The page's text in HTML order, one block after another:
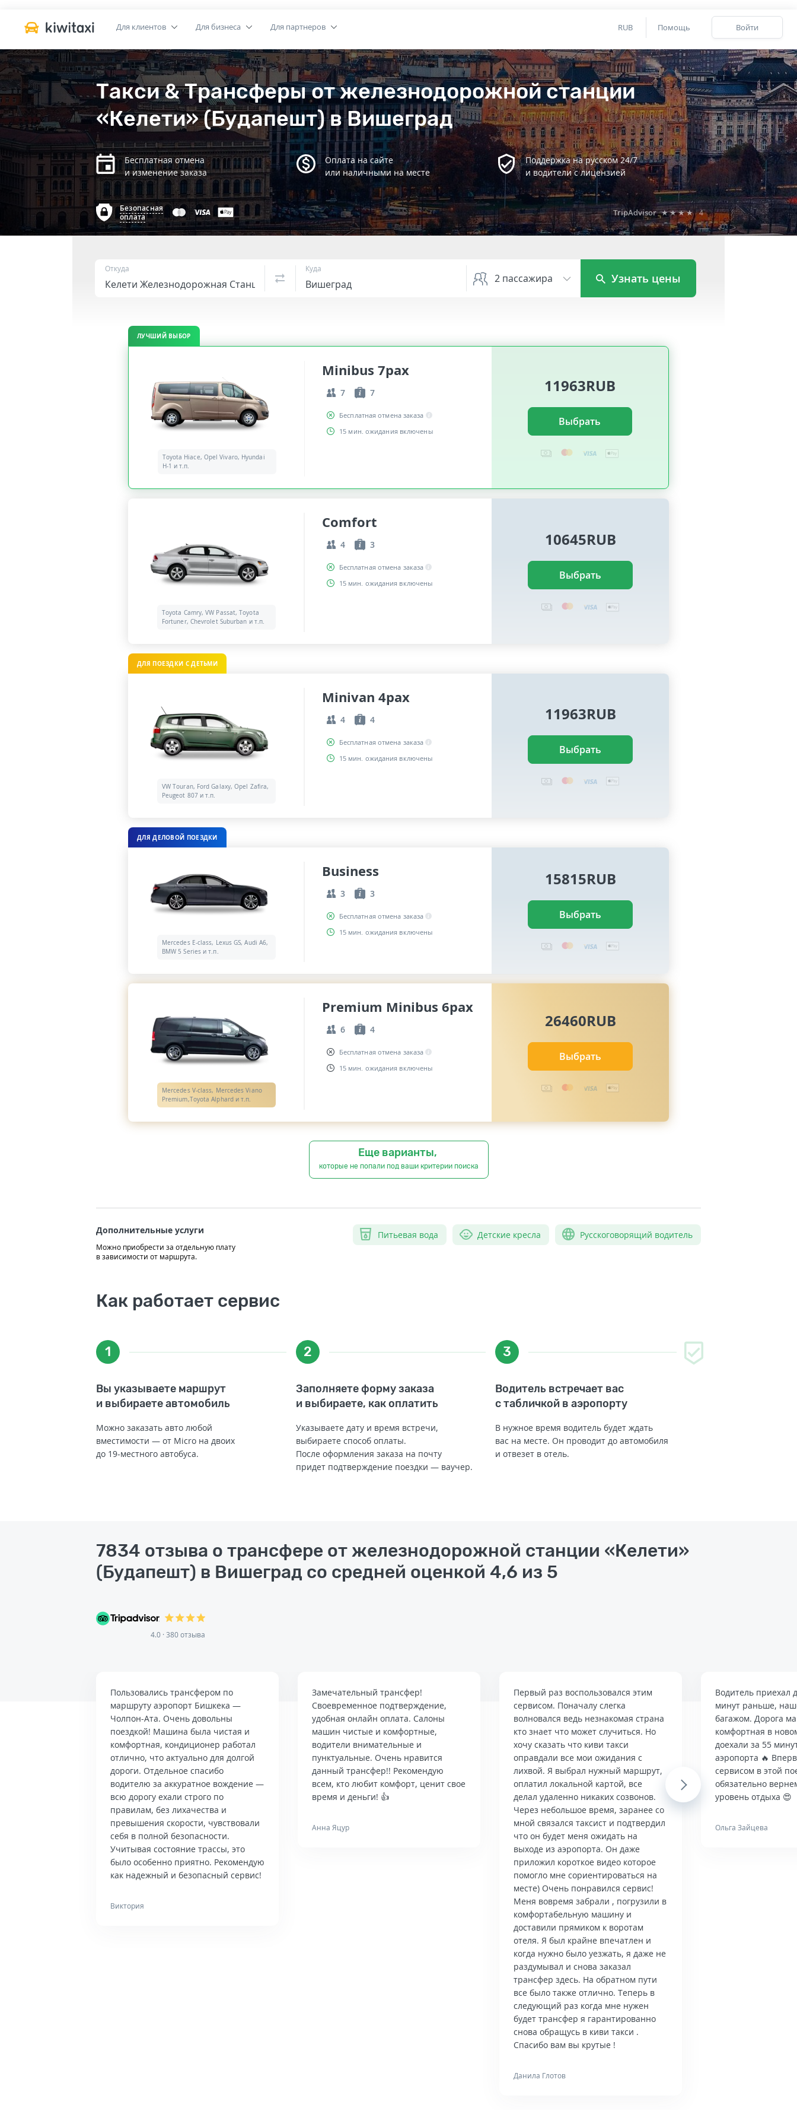
RUB Помощь Войти
Для клиентов Для бизнеса Для партнеров
Такси & Трансферы от железнодорожной станции
«Келети» (Будапешт) в Вишеград
Бесплатная отмена
и изменение заказа
Оплата на сайте
или наличными на месте
Поддержка на русском 24/7
и водители с лицензией
Безопасная
оплата
TripAdvisor ★★★★ 4
Откуда Куда
2 пассажира Узнать цены
ЛУЧШИЙ ВЫБОР
Toyota Hiace, Opel Vivaro, Hyundai
H-1 и т.п.
Minibus 7pax
7 7
Бесплатная отмена заказа
15 мин. ожидания включены
11963RUB
Выбрать
Toyota Camry, VW Passat, Toyota
Fortuner, Chevrolet Suburban и т.п.
Comfort
4 3
Бесплатная отмена заказа
15 мин. ожидания включены
10645RUB
Выбрать
ДЛЯ ПОЕЗДКИ С ДЕТЬМИ
VW Touran, Ford Galaxy, Opel Zafira,
Peugeot 807 и т.п.
Minivan 4pax
4 4
Бесплатная отмена заказа
15 мин. ожидания включены
11963RUB
Выбрать
ДЛЯ ДЕЛОВОЙ ПОЕЗДКИ
Mercedes E-class, Lexus GS, Audi A6,
BMW 5 Series и т.п.
Business
3 3
Бесплатная отмена заказа
15 мин. ожидания включены
15815RUB
Выбрать
Mercedes V-class, Mercedes Viano
Premium,Toyota Alphard и т.п.
Premium Minibus 6pax
6 4
Бесплатная отмена заказа
15 мин. ожидания включены
26460RUB
Выбрать
Еще варианты,
которые не попали под ваши критерии поиска
Дополнительные услуги
Можно приобрести за отдельную плату
в зависимости от маршрута.
Питьевая вода Детские кресла Русскоговорящий водитель
Как работает сервис
1
Вы указываете маршрут
и выбираете автомобиль
Можно заказать авто любой
вместимости — от Micro на двоих
до 19-местного автобуса.
2
Заполняете форму заказа
и выбираете, как оплатить
Указываете дату и время встречи,
выбираете способ оплаты.
После оформления заказа на почту
придет подтверждение поездки — ваучер.
3
Водитель встречает вас
с табличкой в аэропорту
В нужное время водитель будет ждать
вас на месте. Он проводит до автомобиля
и отвезет в отель.
7834 отзыва о трансфере от железнодорожной станции «Келети»
(Будапешт) в Вишеград со средней оценкой 4,6 из 5
4.0 · 380 отзыва
Пользовались трансфером по
маршруту аэропорт Бишкека —
Чолпон-Ата. Очень довольны
поездкой! Машина была чистая и
комфортная, кондиционер работал
отлично, что актуально для долгой
дороги. Отдельное спасибо
водителю за аккуратное вождение —
всю дорогу ехали строго по
правилам, без лихачества и
превышения скорости, чувствовали
себя в полной безопасности.
Учитывая состояние трассы, это
было особенно приятно. Рекомендую
как надежный и безопасный сервис!
Виктория
Замечательный трансфер!
Своевременное подтверждение,
удобная онлайн оплата. Салоны
машин чистые и комфортные,
водители внимательные и
пунктуальные. Очень нравится
данный трансфер!! Рекомендую
всем, кто любит комфорт, ценит свое
время и деньги! 👍
Анна Яцур
Первый раз воспользовался этим
сервисом. Поначалу слегка
волновался ведь незнакомая страна
кто знает что может случиться. Но
хочу сказать что киви такси
оправдали все мои ожидания с
лихвой. Я выбрал нужный маршрут,
оплатил локальной картой, все
делал удаленно никаких созвонов.
Через небольшое время, заранее со
мной связался таксист и подтвердил
что он будет меня ожидать на
выходе из аэропорта. Он даже
приложил короткое видео которое
помогло мне сориентироваться на
месте) Очень понравился сервис!
Меня вовремя забрали , погрузили в
комфортабельную машину и
доставили прямиком к воротам
отеля. Я был крайне впечатлен и
когда нужно было уезжать, я даже не
раздумывал и снова заказал
трансфер здесь. На обратном пути
все было также отлично. Теперь в
следующий раз когда мне нужен
будет трансфер я гарантированно
снова обращусь в киви такси .
Спасибо вам вы крутые !
Данила Глотов
Водитель приехал
минут раньше,
багажом. Дорога
комфортная в
доехали за 55
аэропорта 🔥
сервисом в этой
обязательно
уровень отдыха 😍
Ольга Зайцева
Next